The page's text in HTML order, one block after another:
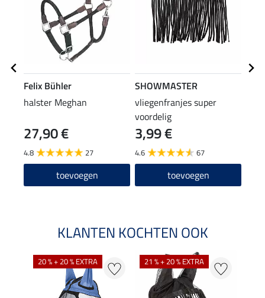
Felix Bühler
halster Meghan
27,90 €
4.8 27
toevoegen
SHOWMASTER
vliegenfranjes super
voordelig
3,99 €
4.6 67
toevoegen
KLANTEN KOCHTEN OOK
20 % + 20 % EXTRA 21 % + 20 % EXTRA